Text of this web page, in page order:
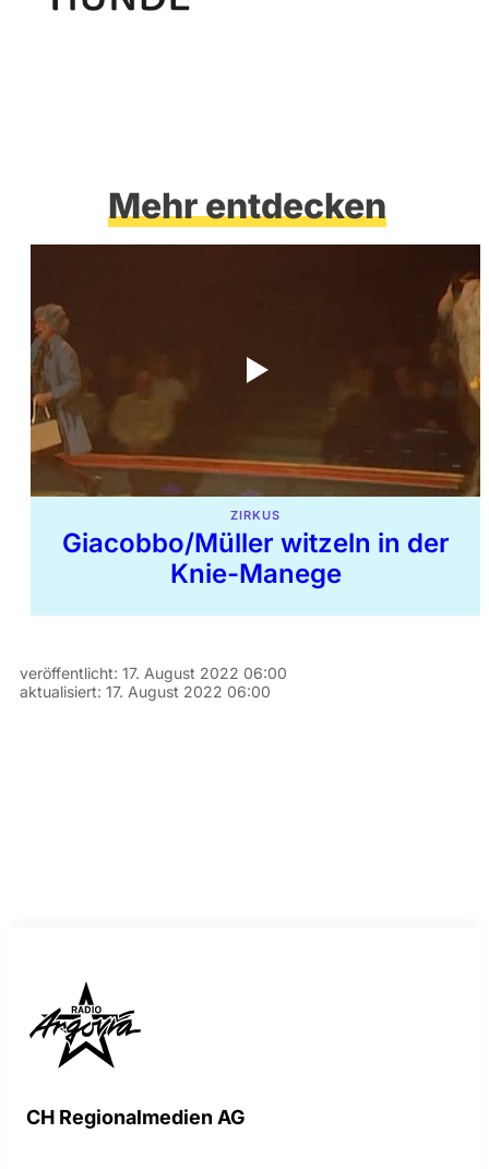
Mehr entdecken
ZIRKUS
Giacobbo/Müller witzeln in der
Knie-Manege
veröffentlicht: 17. August 2022 06:00
aktualisiert: 17. August 2022 06:00
CH Regionalmedien AG